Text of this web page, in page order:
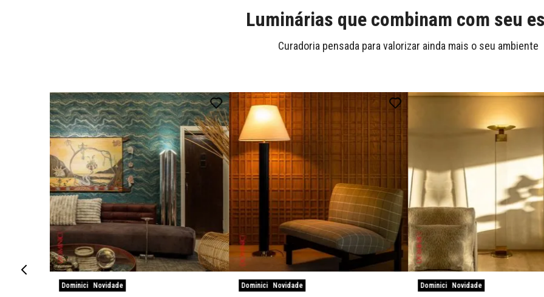
Luminárias que combinam com seu
Curadoria pensada para valorizar ainda mais o seu ambiente
Dominici Novidade Dominici Novidade Dominici Novidade